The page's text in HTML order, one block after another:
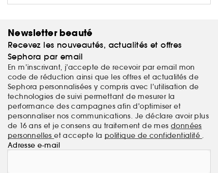
Newsletter beauté
Recevez les nouveautés, actualités et offres
Sephora par email
En m’inscrivant, j’accepte de recevoir par email mon
code de réduction ainsi que les offres et actualités de
Sephora personnalisées y compris avec l’utilisation de
technologies de suivi permettant de mesurer la
performance des campagnes afin d'optimiser et
personnaliser nos communications. Je déclare avoir plus
de 16 ans et je consens au traitement de mes données
personnelleset accepte la politique de confidentialité .
Adresse e-mail